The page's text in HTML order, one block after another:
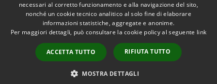
Accessibilità
Copyright © 2026 • Comune di
Borgo Valbelluna • Powered by
Municipium•
Accesso
redazione
necessari al corretto funzionamento e alla navigazione del sito,
nonché un cookie tecnico analitico al solo fine di elaborare
informazioni statistiche, aggregate e anonime.
Per maggiori dettagli, può consultare la cookie policy al seguente link
ACCETTA TUTTO RIFIUTA TUTTO
MOSTRA DETTAGLI